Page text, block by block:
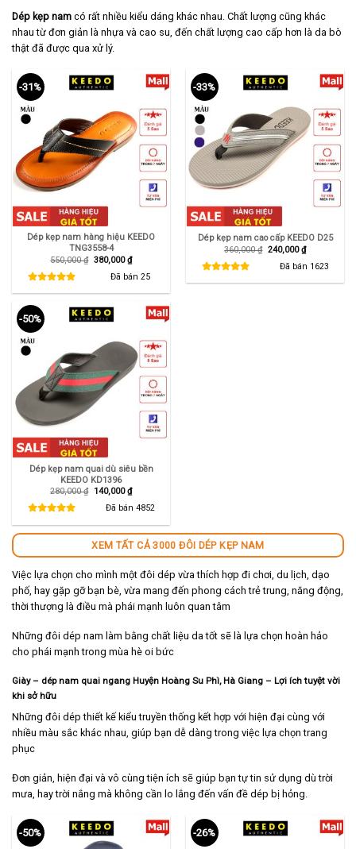
Dép kẹp nam có rất nhiều kiểu dáng khác nhau. Chất lượng cũng khác
nhau từ đơn giản là nhựa và cao su, đến chất lượng cao cấp hơn là da bò
thật đã được qua xử lý.
-31%
Dép kẹp nam hàng hiệu KEEDO
TNG3558-4
550,000₫ Giá
550,000 ₫.
380,000₫Giá
hiện
tại
là:
Đã bán 25
-33%
Dép kẹp nam cao cấp KEEDO D25
360,000₫ Giá
360,000 ₫.
240,000₫Giá
hiện
tại
là:
Đã bán 1623
-50%
Dép kẹp nam quai dù siêu bền
KEEDO KD1396
280,000₫ Giá
140,000₫Giá
hiện
tại
Đã bán 4852
XEM TẤT CẢ 3000 ĐÔI DÉP KẸP NAM
Việc lựa chọn cho mình một đôi dép vừa thích hợp đi chơi, du lịch, dạo
phố, hay gặp gỡ bạn bè, vừa mang đến phong cách trẻ trung, năng động,
thời thượng là điều mà phái mạnh luôn quan tâm
Những đôi dép nam làm bằng chất liệu da tốt sẽ là lựa chọn hoàn hảo
cho phái mạnh trong mùa hè oi bức
Giày – dép nam quai ngang Huyện Hoàng Su Phì, Hà Giang – Lợi ích tuyệt vời
khi sở hữu
Những đôi dép thiết kế kiểu truyền thống kết hợp với hiện đại cùng với
nhiều màu sắc khác nhau, giúp bạn dễ dàng trong việc lựa chọn trang
phục
Đơn giản, hiện đại và vô cùng tiện ích sẽ giúp bạn tự tin sử dụng dù trời
mưa, hay trời nắng mà không cần lo lắng đến vấn đề dép bị hỏng.
-50% -26%